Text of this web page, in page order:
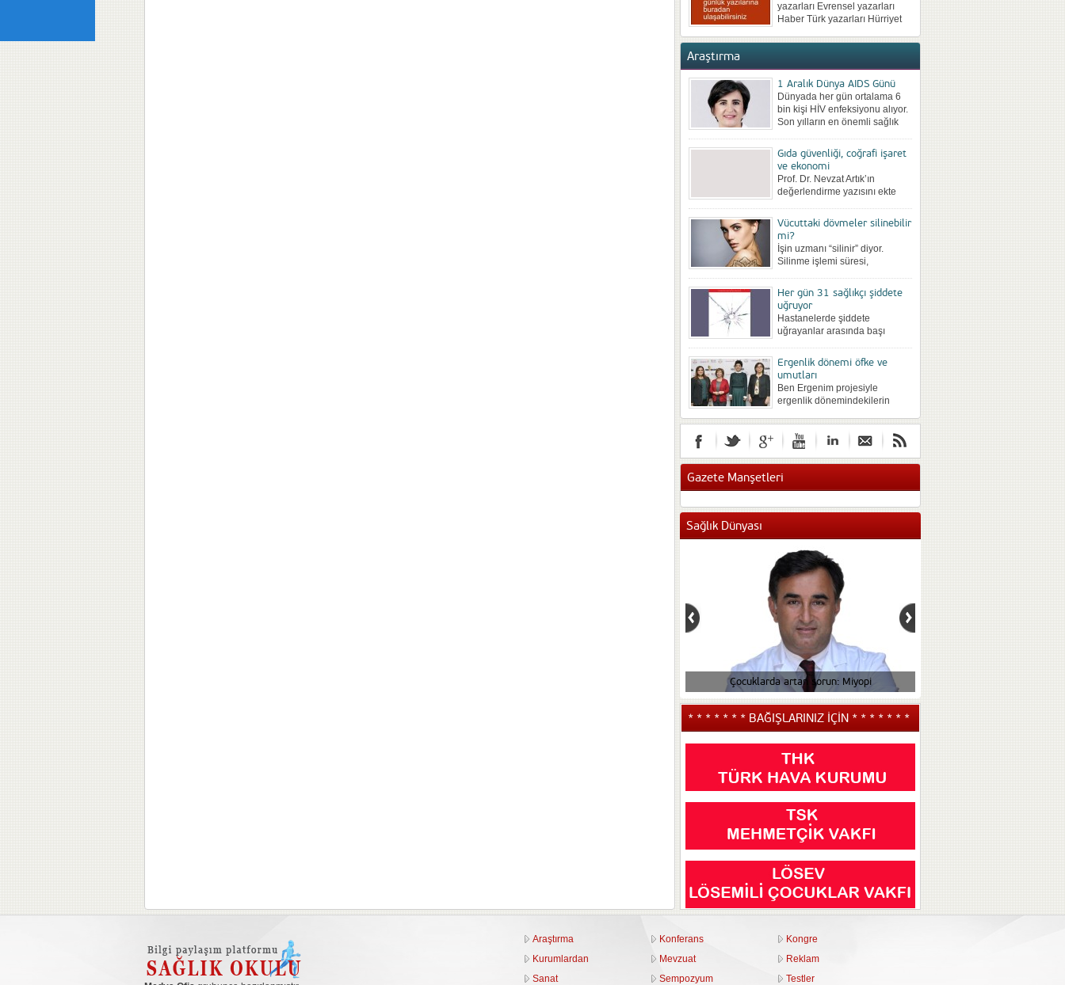
yazarları Evrensel yazarları
Haber Türk yazarları Hürriyet
Posta yazarları Radikal
Sözcü yazarları Star yazarları
Takvim yazarları Türkiye
yazarları Vatan yazarları Yeni
Asya yazarları Yeni Çağ
yazarları Yeni Şafak...
Araştırma
1 Aralık Dünya AIDS Günü
Dünyada her gün ortalama 6
bin kişi HİV enfeksiyonu alıyor.
Son yılların en önemli sağlık
kontrol altına...
Gıda güvenliği, coğrafi işaret
ve ekonomi
Prof. Dr. Nevzat Artık’ın
değerlendirme yazısını ekte
Ürünler Zirvesi 28-29 Nisan
2017 tarihinde Ankara’da
yapıldı.ATO’nun Ankara Ticaret
Odası...
Vücuttaki dövmeler silinebilir
mi?
İşin uzmanı “silinir” diyor.
Silinme işlemi süresi,
önce farklı yöntemlerle
silinmek istenip istenmediğine
göre değişebiliyor. Büyük bir
hevesli...
Her gün 31 sağlıkçı şiddete
uğruyor
Hastanelerde şiddete
uğrayanlar arasında başı
sırasıyla hemşireler, idari
personel ve güvenlik personeli
geliyor. Sözlü şiddet en sık...
Ergenlik dönemi öfke ve
umutları
Ben Ergenim projesiyle
ergenlik dönemindekilerin
araştırıldı. Yaş arttıkça şiddet
eğilimi de artıyor. Kızlar
gelecekten umutsuz. Ergenlik
döneminin...
Gazete Manşetleri
Sağlık Dünyası
Çocuklarda artan sorun: Miyopi Çocuğunuzun tiki
* * * * * * * BAĞIŞLARINIZ İÇİN * * * * * * *
Araştırma Konferans
Kongre
Kurumlardan
Mevzuat
Reklam
Sanat
Sempozyum Testler